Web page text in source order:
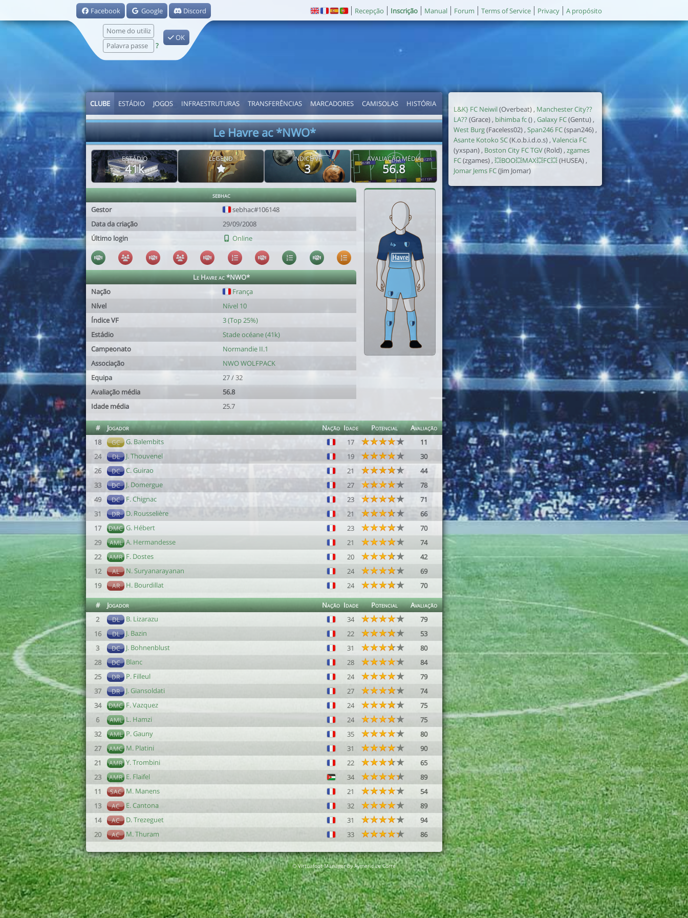
Facebook Google Discord
?
OK
Recepção Inscrição Manual Forum Terms of Service Privacy A propósito
CLUBE ESTÁDIO JOGOS INFRAESTRUTURAS TRANSFERÊNCIAS MARCADORES CAMISOLAS HISTÓRIA
Le Havre ac *NWO*
ESTÁDIO
41k
LEGEND ÍNDICE VF
3
AVALIAÇÃO MÉDIA
56.8
sebhac
Gestor
sebhac#106148
Data da criação
29/09/2008
Último login
Online
Le Havre ac *NWO*
Nação
França
Nível
Nível 10
Índice VF
3 (Top 25%)
Estádio
Stade océane (41k)
Campeonato
Normandie II.1
Associação
NWO WOLFPACK
Equipa
27 / 32
Avaliação média
56.8
Idade média
25.7
# Jogador Nação Idade Potencial
Avaliação
18
GC G. Balembits 17
11
24
DL J. Thouvenel 19
30
26
DC C. Guirao 21
44
33
DC J. Domergue 27
78
49
DC F. Chignac 23
71
31
DR D. Rousselière 21
66
17
DMC G. Hébert 23
70
29
AML A. Hermandesse 21
74
22
AMR F. Dostes 20
42
12
AL N. Suryanarayanan 24
69
19
AR H. Bourdillat 24 70
# Jogador Nação Idade Potencial
Avaliação
2
DL B. Lizarazu 34
79
16
DL J. Bazin 22
53
3
DC J. Bohnenblust 31
80
28
DC Blanc 28
84
25
DR P. Filleul 24
79
37
DR J. Giansoldati 27
74
34
DMC F. Vazquez 24
75
6
AML L. Hamzi 24
75
32
AML P. Gauny 35
80
27
AMC M. Platini 31
90
21
AMR Y. Trombini 22
65
23
AMR E. Flaifel 34
89
11
SAC M. Manens 21
54
13
AC E. Cantona 32
89
14
AC D. Trezeguet 31
94
20
AC M. Thuram 33 86
L&K} FC Neiwil(Overbeat) , Manchester City??
LA??(Grace) , bihimba fc() ,Galaxy FC(Gentu) ,
West Burg(Faceless02) , Span246 FC(span246) ,
Asante Kotoko SC(K.o.b.i.d.o.s) , Valencia FC
(yxspan) , Boston City FC TGV(Rold) , zgames
FC(zgames) , 💥BOO💥MAX💥FC💥(HUSEA) ,
Jomar Jems FC(Jim Jomar)
© Virtuafoot Manager by Aymeric Le Corre